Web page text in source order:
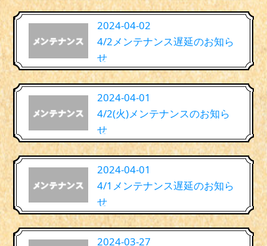
2024-04-02
4/2メンテナンス遅延のお知ら
せ
2024-04-01
4/2(火)メンテナンスのお知ら
せ
2024-04-01
4/1メンテナンス遅延のお知ら
せ
2024-03-27